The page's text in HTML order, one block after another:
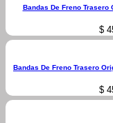
Bandas De Freno Trasero
$
Bandas De Freno Trasero
$